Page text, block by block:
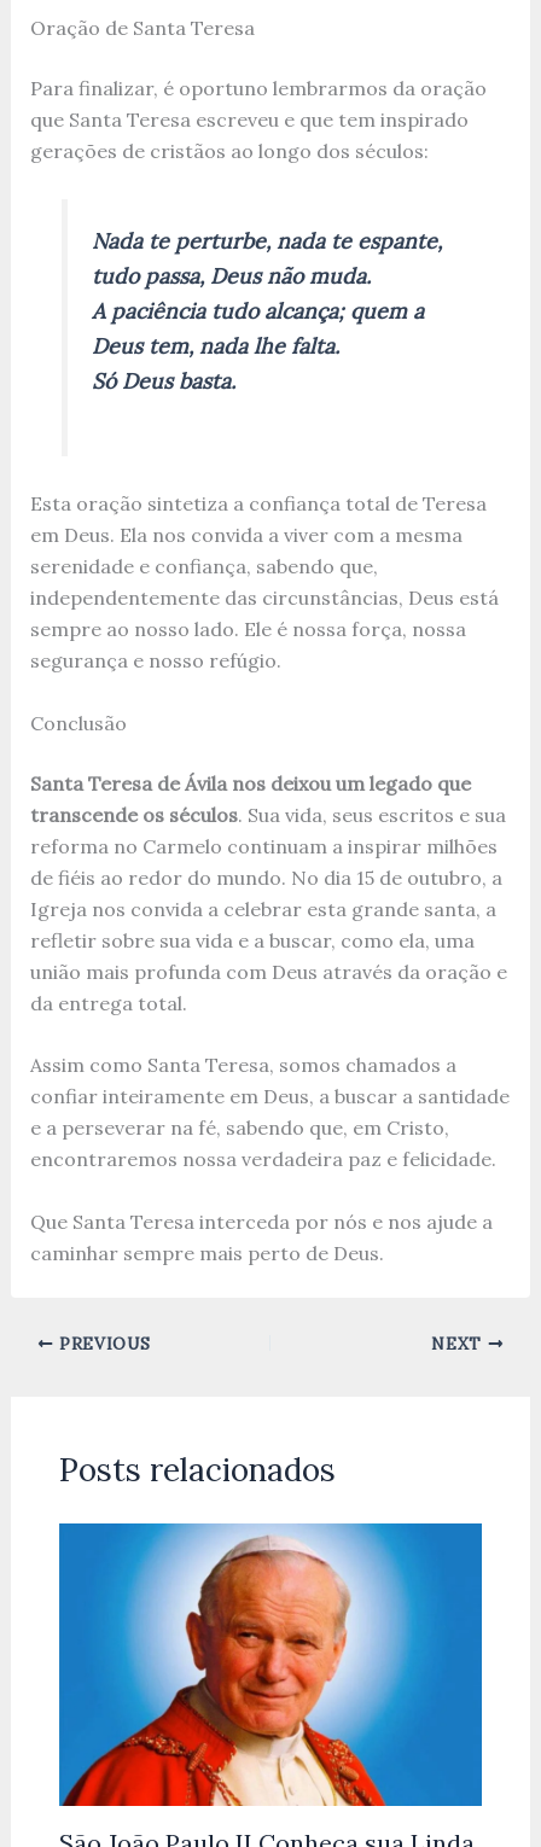
Oração de Santa Teresa
Para finalizar, é oportuno lembrarmos da oração
que Santa Teresa escreveu e que tem inspirado
gerações de cristãos ao longo dos séculos:
Nada te perturbe, nada te espante,
tudo passa, Deus não muda.
A paciência tudo alcança; quem a
Deus tem, nada lhe falta.
Só Deus basta.
Esta oração sintetiza a confiança total de Teresa
em Deus. Ela nos convida a viver com a mesma
serenidade e confiança, sabendo que,
independentemente das circunstâncias, Deus está
sempre ao nosso lado. Ele é nossa força, nossa
segurança e nosso refúgio.
Conclusão
Santa Teresa de Ávila nos deixou um legado que
transcende os séculos. Sua vida, seus escritos e sua
reforma no Carmelo continuam a inspirar milhões
de fiéis ao redor do mundo. No dia 15 de outubro, a
Igreja nos convida a celebrar esta grande santa, a
refletir sobre sua vida e a buscar, como ela, uma
união mais profunda com Deus através da oração e
da entrega total.
Assim como Santa Teresa, somos chamados a
confiar inteiramente em Deus, a buscar a santidade
e a perseverar na fé, sabendo que, em Cristo,
encontraremos nossa verdadeira paz e felicidade.
Que Santa Teresa interceda por nós e nos ajude a
caminhar sempre mais perto de Deus.
PREVIOUS NEXT
Posts relacionados